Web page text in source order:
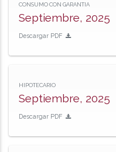
CONSUMO CON GARANTIA
Septiembre, 2025
Descargar PDF
HIPOTECARIO
Septiembre, 2025
Descargar PDF